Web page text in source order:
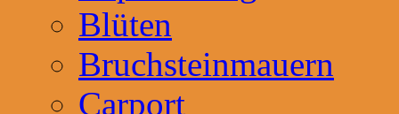
Blüten
Bruchsteinmauern
Carport